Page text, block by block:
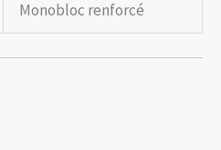
Monobloc renforcé